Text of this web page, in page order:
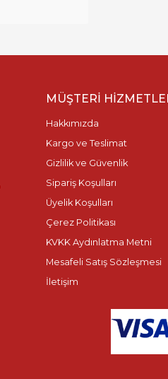
MÜŞTERI
Hakkımızda
Kargo ve Teslimat
Gizlilik ve Güvenlik
Sipariş Koşulları
Üyelik Koşulları
Çerez Politikası
KVKK Aydınlatma Metni
Mesafeli Satış Sözleşmesi
İletişim